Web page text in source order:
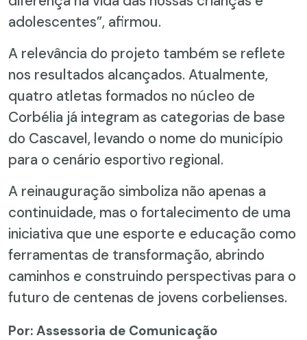
adolescentes”, afirmou.
A relevância do projeto também se reflete
nos resultados alcançados. Atualmente,
quatro atletas formados no núcleo de
Corbélia já integram as categorias de base
do Cascavel, levando o nome do município
para o cenário esportivo regional.
A reinauguração simboliza não apenas a
continuidade, mas o fortalecimento de uma
iniciativa que une esporte e educação como
ferramentas de transformação, abrindo
caminhos e construindo perspectivas para o
futuro de centenas de jovens corbelienses.
Por: Assessoria de Comunicação